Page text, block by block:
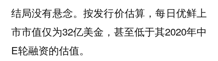
结局没有悬念。按发行价估算，每日优鲜上
市市值仅为32亿美金，甚至低于其2020年中
E轮融资的估值。